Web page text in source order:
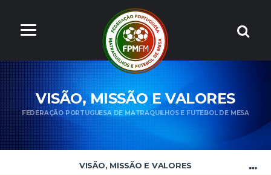
VISÃO, MISSÃO E VALORES
FEDERAÇÃO PORTUGUESA DE MATRAQUILHOS E FUTEBOL DE MESA
VISÃO, MISSÃO E VALORES